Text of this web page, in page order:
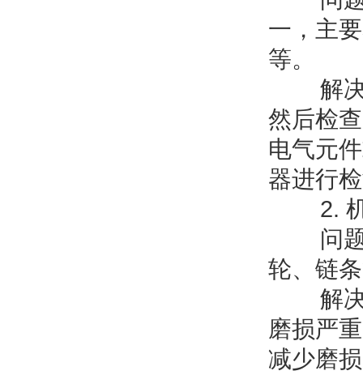
一，主
等。
解决方
然后检
电气元
器进行
2. 机
问题描
轮、链
解决方
磨损严
减少磨